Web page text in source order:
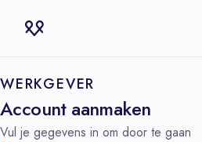
WERKGEVER
Account aanmaken
Vul je gegevens in om door te gaan